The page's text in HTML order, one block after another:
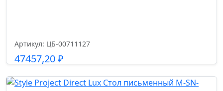
Артикул: ЦБ-00711127
47457,20₽
Подробнее